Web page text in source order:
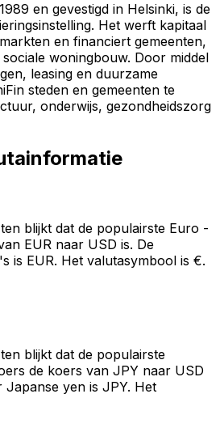
en gevestigd in Helsinki, is de
Het werft kapitaal
en financiert gemeenten,
woningbouw. Door middel
leasing en duurzame
steden en gemeenten te
onderwijs, gezondheidszorg
blijkt dat de populairste Euro -
EUR naar USD is. De
is EUR. Het valutasymbool is €.
blijkt dat de populairste
de koers van JPY naar USD
yen is JPY. Het